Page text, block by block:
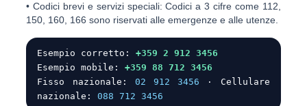
•Codici brevi e servizi speciali: Codici a 3 cifre come 112,
150, 160, 166 sono riservati alle emergenze e alle utenze.
Esempio corretto:+359 2 912 3456
Esempio mobile:+359 88 712 3456
Fisso nazionale: 02 912 3456 · Cellulare
nazionale:088 712 3456